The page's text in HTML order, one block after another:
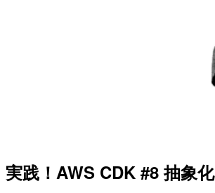
実践！AWS CDK #8 抽象化